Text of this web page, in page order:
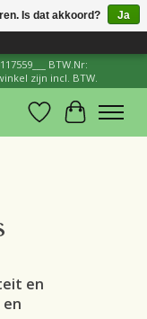
×
BTW.Nr:
zijn incl. BTW.
Verlanglijst
en
Is dat akkoord?
Ja